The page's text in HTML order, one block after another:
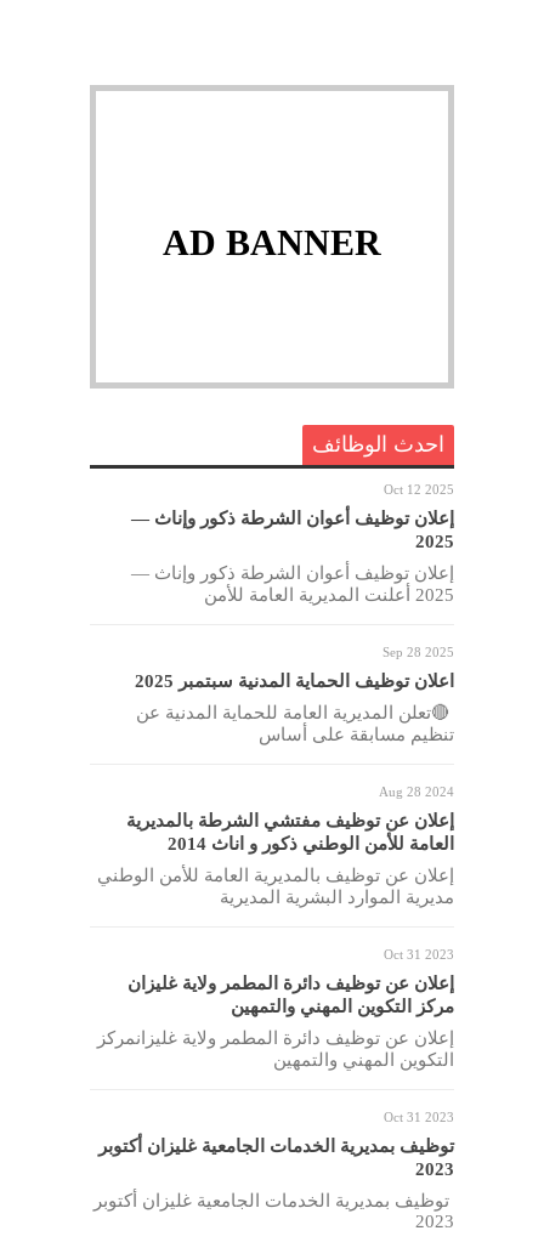
AD BANNER
احدث الوظائف
Oct 12 2025
إعلان توظيف أعوان الشرطة ذكور وإناث —
2025
إعلان توظيف أعوان الشرطة ذكور وإناث —
2025 أعلنت المديرية العامة للأمن
Sep 28 2025
اعلان توظيف الحماية المدنية سبتمبر 2025
🔴تعلن المديرية العامة للحماية المدنية عن
تنظيم مسابقة على أساس
Aug 28 2024
إعلان عن توظيف مفتشي الشرطة بالمديرية
العامة للأمن الوطني ذكور و اناث 2014
إعلان عن توظيف بالمديرية العامة للأمن الوطني
مديرية الموارد البشرية المديرية
Oct 31 2023
إعلان عن توظيف دائرة المطمر ولاية غليزان
مركز التكوين المهني والتمهين
إعلان عن توظيف دائرة المطمر ولاية غليزانمركز
التكوين المهني والتمهين
Oct 31 2023
توظيف بمديرية الخدمات الجامعية غليزان أكتوبر
2023
توظيف بمديرية الخدمات الجامعية غليزان أكتوبر
2023